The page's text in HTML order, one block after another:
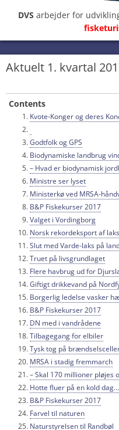
DVS arbejder for
Aktuelt 1. kvartal
Contents
Kvote-Konger og deres
Godtfolk og GPS
Biodynamiske landbrug
– Hvad er biodynamisk
Ministre ser lyset
Ministerkø ved MRSA-
B&P Fiskekurser 2017
Valget i Vordingborg
Norsk rekordeksport af laks
Slut med Varde-laks på
Truet på livsgrundlaget
Flere havbrug ud for
Giftigt drikkevand på
Borgerlig ledelse vasker
B&P Fiskekurser 2017
DN med i vandrådene
Tilbagegang for elbiler
Tysk tog på
MRSA i stadig fremmarch
– Skal 170 millioner pløjes
Hotte fluer på en kold dag…
B&P Fiskekurser 2017
Farvel til naturen
Naturstyrelsen til Randbøl